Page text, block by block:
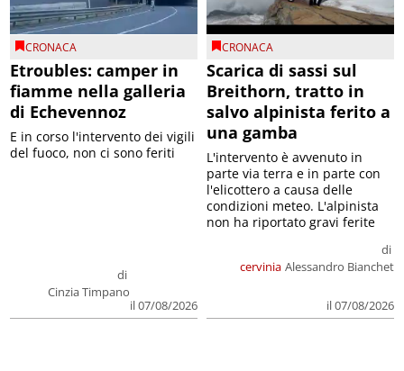
CRONACA
Etroubles: camper in
fiamme nella galleria
di Echevennoz
di
Cinzia Timpano
il 07/08/2026
E in corso l'intervento dei vigili
del fuoco, non ci sono feriti
CRONACA
Scarica di sassi sul
Breithorn, tratto in
salvo alpinista ferito a
una gamba
cervinia
di
Alessandro Bianchet
il 07/08/2026
L'intervento è avvenuto in
parte via terra e in parte con
l'elicottero a causa delle
condizioni meteo. L'alpinista
non ha riportato gravi ferite